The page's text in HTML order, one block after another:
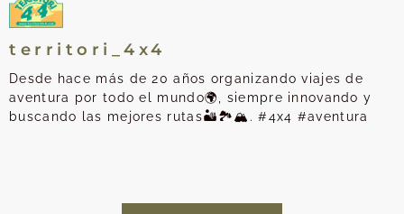
territori_4x4
Desde hace más de 20 años organizando viajes de
aventura por todo el mundo🌍, siempre innovando y
buscando las mejores rutas🏜️🏞️🏔️. #4x4 #aventura